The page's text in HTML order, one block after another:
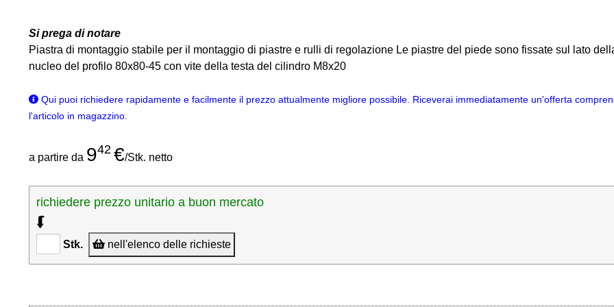
Si prega di notare
Piastra di montaggio stabile per il montaggio di piastre e rulli di regolazione Le piastre del piede sono fissate sul lato
nucleo del profilo 80x80-45 con vite della testa del cilindro M8x20
Qui puoi richiedere rapidamente e facilmente il prezzo attualmente migliore possibile. Riceverai immediatamente un'offerta
l'articolo in magazzino.
a partire da 942 €/Stk. netto
richiedere prezzo unitario a buon mercato
⮮
Stk. nell'elenco delle richieste